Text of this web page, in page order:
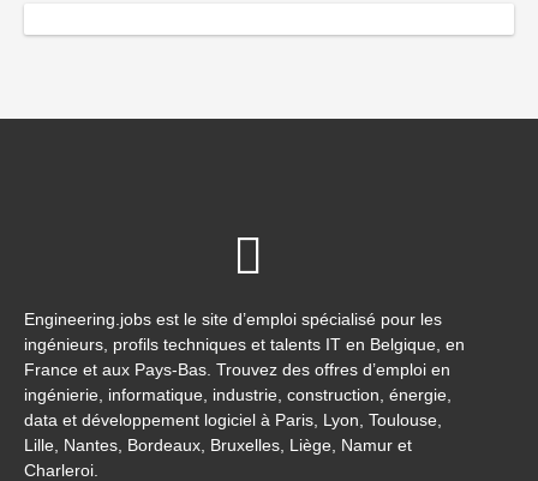
Engineering.jobs est le site d’emploi spécialisé pour les
ingénieurs, profils techniques et talents IT en Belgique, en
France et aux Pays-Bas. Trouvez des offres d’emploi en
ingénierie, informatique, industrie, construction, énergie,
data et développement logiciel à Paris, Lyon, Toulouse,
Lille, Nantes, Bordeaux, Bruxelles, Liège, Namur et
Charleroi.